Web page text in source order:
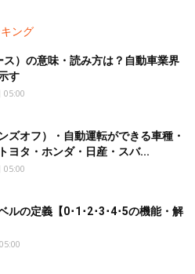
ング
ス）の意味・読み方は？自動車業界
す
05:00
ズオフ）・自動運転ができる車種・
ヨタ・ホンダ・日産・スバ...
05:00
ルの定義【0･1･2･3･4･5の機能・解